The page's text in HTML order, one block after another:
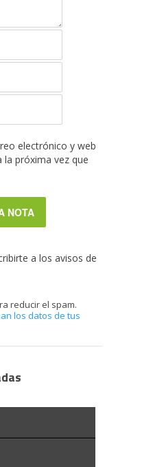
electrónico y web
la próxima vez que
a los avisos de
reducir el spam.
los datos de tus